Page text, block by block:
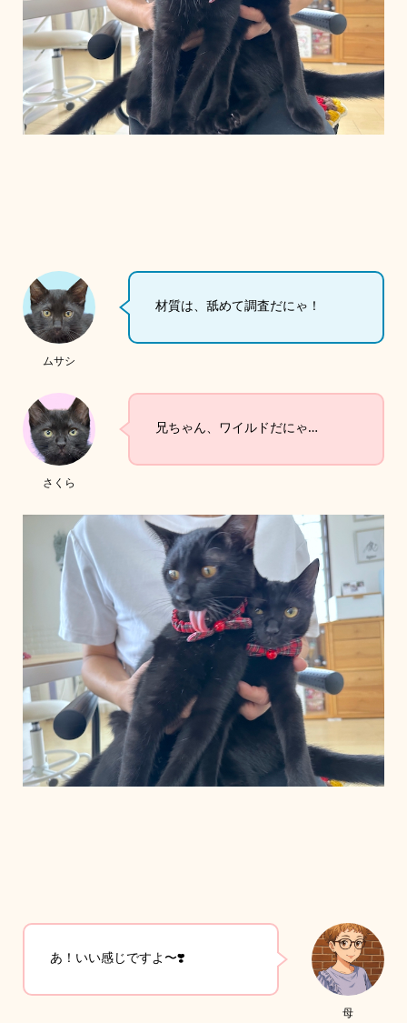
ムサシ
材質は、舐めて調査だにゃ！
さくら
兄ちゃん、ワイルドだにゃ…
母
あ！いい感じですよ〜❣️